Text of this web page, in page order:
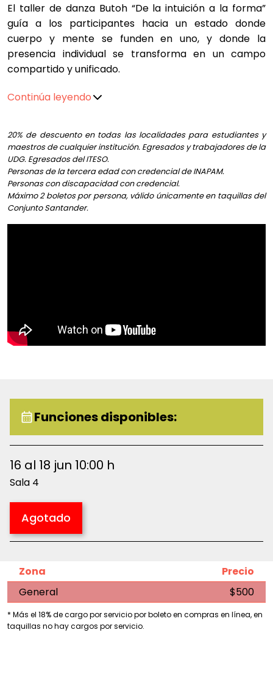
El taller de danza Butoh “De la intuición a la forma”
guía a los participantes hacia un estado donde
cuerpo y mente se funden en uno, y donde la
presencia individual se transforma en un campo
compartido y unificado.
radicalmente diferentes, en el proceso ambos
del Butoh.
A lo largo de tres días, estas dos metodologías se
entrelazan gradualmente: desde la liberación interior
hasta la encarnación física, desde la intuición hasta la
forma.
El primer día de taller se centrará en la apertura y la
sensibilidad, el segundo día equilibra el trabajo interior
Continúa leyendo
20% de descuento en todas las localidades para estudiantes y
maestros de cualquier institución. Egresados y trabajadores de la
UDG. Egresados del ITESO.
Personas de la tercera edad con credencial de INAPAM.
Personas con discapacidad con credencial.
Máximo 2 boletos por persona, válido únicamente en taquillas del
Conjunto Santander.
Funciones disponibles:
16 al 18 jun 10:00 h
Sala 4
Agotado
Zona
Precio
General
$500
* Más el 18% de cargo por servicio por boleto en compras en línea, en
taquillas no hay cargos por servicio.